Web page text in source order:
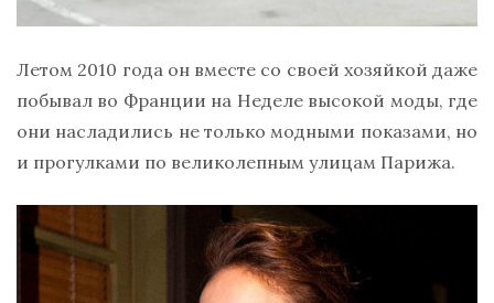
Летом 2010 года он вместе со своей хозяйкой даже
побывал во Франции на Неделе высокой моды, где
они насладились не только модными показами, но
и прогулками по великолепным улицам Парижа.